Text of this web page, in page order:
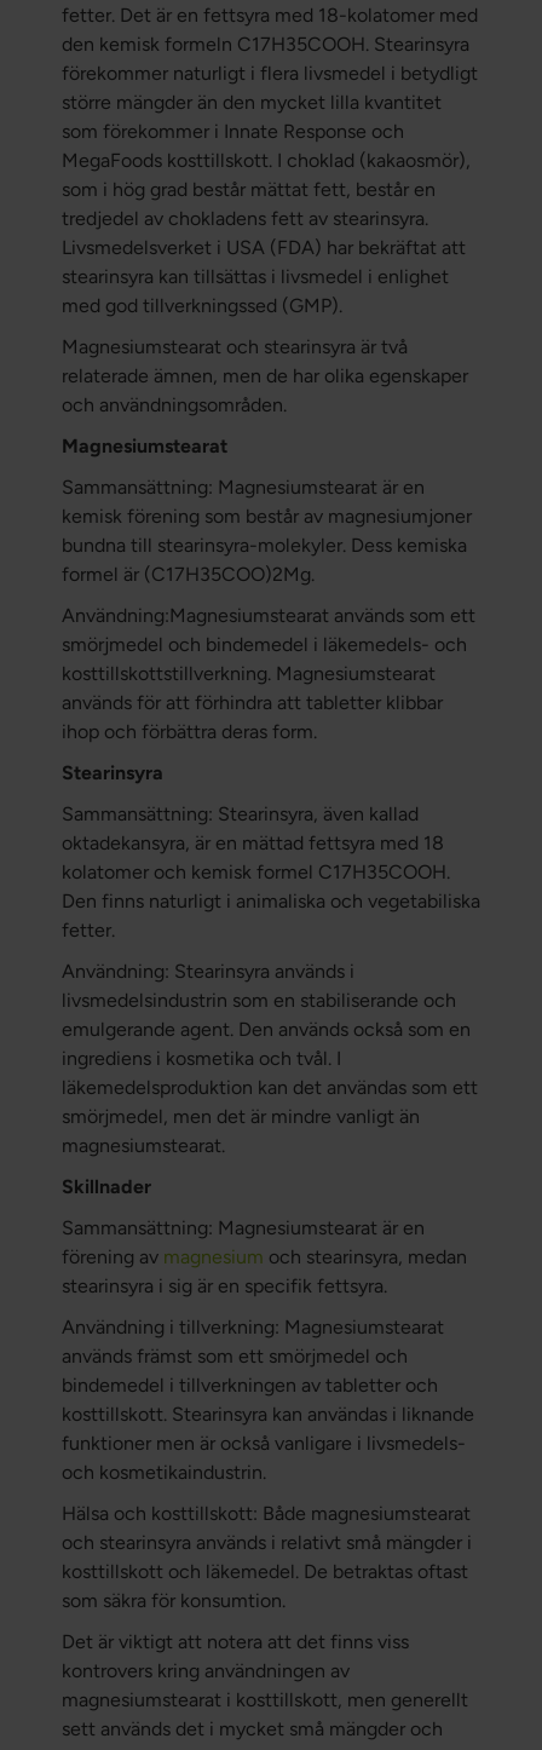
fetter. Det är en fettsyra med 18-kolatomer med
den kemisk formeln C17H35COOH. Stearinsyra
förekommer naturligt i flera livsmedel i betydligt
större mängder än den mycket lilla kvantitet
som förekommer i Innate Response och
MegaFoods kosttillskott. I choklad (kakaosmör),
som i hög grad består mättat fett, består en
tredjedel av chokladens fett av stearinsyra.
Livsmedelsverket i USA (FDA) har bekräftat att
stearinsyra kan tillsättas i livsmedel i enlighet
med god tillverkningssed (GMP).
Magnesiumstearat och stearinsyra är två
relaterade ämnen, men de har olika egenskaper
och användningsområden.
Magnesiumstearat
Sammansättning: Magnesiumstearat är en
kemisk förening som består av magnesiumjoner
bundna till stearinsyra-molekyler. Dess kemiska
formel är (C17H35COO)2Mg.
Användning:Magnesiumstearat används som ett
smörjmedel och bindemedel i läkemedels- och
kosttillskottstillverkning. Magnesiumstearat
används för att förhindra att tabletter klibbar
ihop och förbättra deras form.
Stearinsyra
Sammansättning: Stearinsyra, även kallad
oktadekansyra, är en mättad fettsyra med 18
kolatomer och kemisk formel C17H35COOH.
Den finns naturligt i animaliska och vegetabiliska
fetter.
Användning: Stearinsyra används i
livsmedelsindustrin som en stabiliserande och
emulgerande agent. Den används också som en
ingrediens i kosmetika och tvål. I
läkemedelsproduktion kan det användas som ett
smörjmedel, men det är mindre vanligt än
magnesiumstearat.
Skillnader
Sammansättning: Magnesiumstearat är en
förening av magnesium och stearinsyra, medan
stearinsyra i sig är en specifik fettsyra.
Användning i tillverkning: Magnesiumstearat
används främst som ett smörjmedel och
bindemedel i tillverkningen av tabletter och
kosttillskott. Stearinsyra kan användas i liknande
funktioner men är också vanligare i livsmedels-
och kosmetikaindustrin.
Hälsa och kosttillskott: Både magnesiumstearat
och stearinsyra används i relativt små mängder i
kosttillskott och läkemedel. De betraktas oftast
som säkra för konsumtion.
Det är viktigt att notera att det finns viss
kontrovers kring användningen av
magnesiumstearat i kosttillskott, men generellt
sett används det i mycket små mängder och